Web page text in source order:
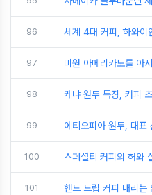
96 세계 4대 커피, 하와이
97 미원 아메리카노를 아
98 케냐 원두 특징, 커피
99 에티오피아 원두, 대표
100 스페셜티 커피의 허와
101 핸드 드립 커피 내리는